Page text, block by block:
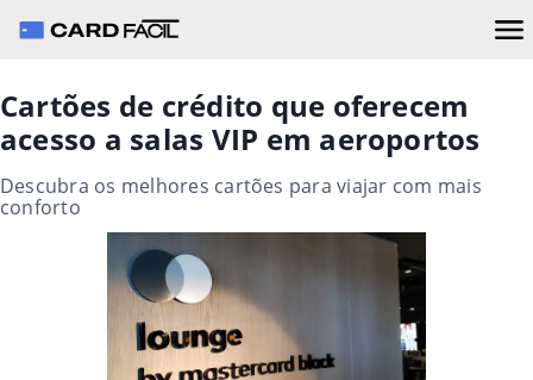
Cartões de crédito que oferecem
acesso a salas VIP em aeroportos
Descubra os melhores cartões para viajar com mais
conforto